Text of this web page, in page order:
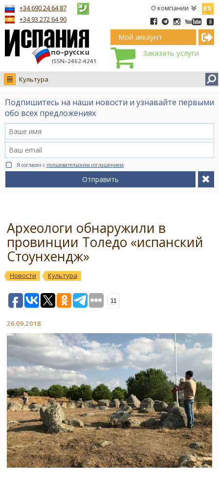
О компании
ISSN–2462-4241
+34 690 24 64 87
+34 93 272 64 90
Мой аккаунт
Заказать услуги
Культура
Новости
Интервью
Видео Ruso.TV
BCN life
Сервис на немецком
Подпишитесь на наши новости и узнавайте первыми
обо всех предложениях
Я согласен с пользовательским соглашением
Отправить
Археологи обнаружили в
провинции Толедо «испанский
Стоунхендж»
Новости Культура
11
26.09.2018